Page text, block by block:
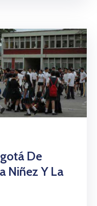
De
Niñez Y La